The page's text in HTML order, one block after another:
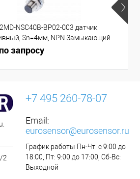
NSC40B-BP02-003 датчик
Sn=4мм, NPN Замыкающий
(NO)запросу
2
+7 495 260-78-07
Email:
eurosensor@eurosensor.ru
График работы Пн-Чт: с 9:00 до
18:00, Пт: 9:00 до 17:00, Сб-Вс:
Выходной